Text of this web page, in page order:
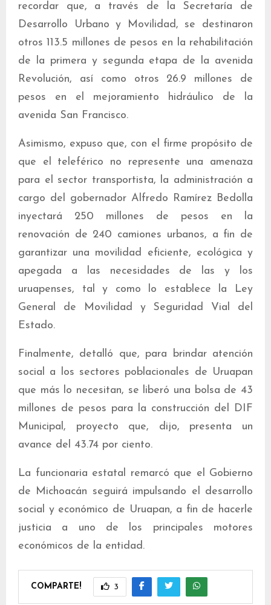
recordar que, a través de la Secretaría de
Desarrollo Urbano y Movilidad, se destinaron
otros 113.5 millones de pesos en la rehabilitación
de la primera y segunda etapa de la avenida
Revolución, así como otros 26.9 millones de
pesos en el mejoramiento hidráulico de la
avenida San Francisco.
Asimismo, expuso que, con el firme propósito de
que el teleférico no represente una amenaza
para el sector transportista, la administración a
cargo del gobernador Alfredo Ramírez Bedolla
inyectará 250 millones de pesos en la
renovación de 240 camiones urbanos, a fin de
garantizar una movilidad eficiente, ecológica y
apegada a las necesidades de las y los
uruapenses, tal y como lo establece la Ley
General de Movilidad y Seguridad Vial del
Estado.
Finalmente, detalló que, para brindar atención
social a los sectores poblacionales de Uruapan
que más lo necesitan, se liberó una bolsa de 43
millones de pesos para la construcción del DIF
Municipal, proyecto que, dijo, presenta un
avance del 43.74 por ciento.
La funcionaria estatal remarcó que el Gobierno
de Michoacán seguirá impulsando el desarrollo
social y económico de Uruapan, a fin de hacerle
justicia a uno de los principales motores
económicos de la entidad.
COMPARTE! 3